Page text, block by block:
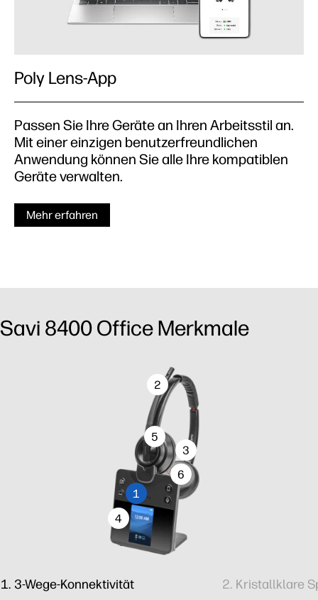
Poly Lens-App
Passen Sie Ihre Geräte an Ihren Arbeitsstil an.
Mit einer einzigen benutzerfreundlichen
Anwendung können Sie alle Ihre kompatiblen
Geräte verwalten.
Mehr erfahren
Savi 8400 Office Merkmale
6
5
4
3
2
1
3-Wege-Konnektivität Kristallklare